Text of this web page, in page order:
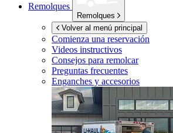
Remolques
Remolques
Volver al menú principal
Comienza una reservación
Videos instructivos
Consejos para remolcar
Preguntas frecuentes
Enganches y accesorios